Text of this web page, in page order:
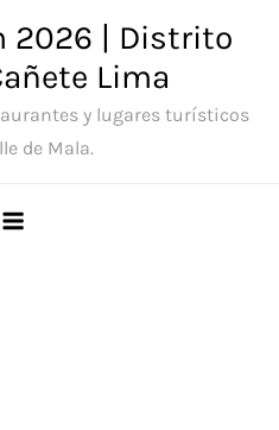
2026 | Distrito
Lima
y lugares turísticos
de Mala.